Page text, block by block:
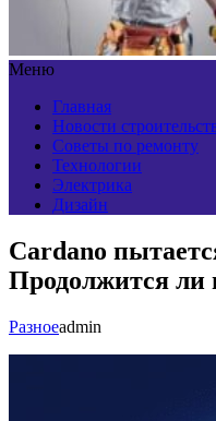
Меню
Главная
Новости
Советы по ремонту
Технологии
Электрика
Дизайн
Cardano
Продолжится ли
Разноеadmin